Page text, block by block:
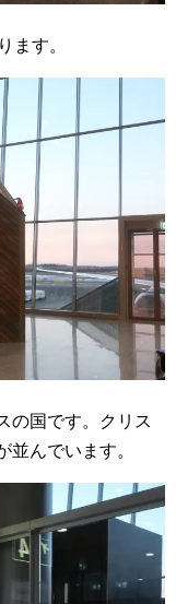
ます。
の国です。クリス
並んでいます。